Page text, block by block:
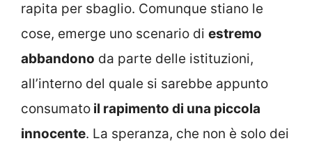
rapita per sbaglio. Comunque stiano le
cose, emerge uno scenario di estremo
abbandono da parte delle istituzioni,
all’interno del quale si sarebbe appunto
consumato il rapimento di una piccola
innocente. La speranza, che non è solo dei